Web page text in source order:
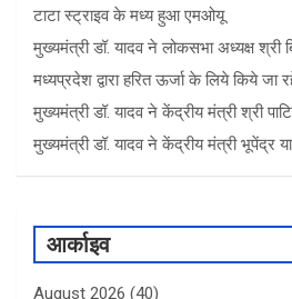
टाटा स्ट्राइव के मध्य हुआ एमओयू
मुख्यमंत्री डॉ. यादव ने लोकसभा अध्यक्ष श्री
मध्यप्रदेश द्वारा हरित ऊर्जा के लिये किये जा
मुख्यमंत्री डॉ. यादव ने केंद्रीय मंत्री श्री
मुख्यमंत्री डॉ. यादव ने केंद्रीय मंत्री भूपेंद्र
आर्काइव
August 2026 (40)